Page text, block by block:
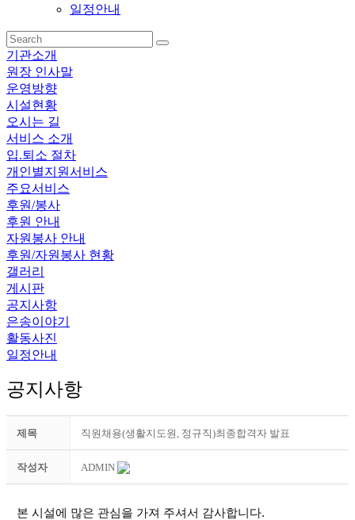
일정안내
기관소개
원장 인사말
운영방향
시설현황
오시는 길
서비스 소개
입.퇴소 절차
개인별지원서비스
주요서비스
후원/봉사
후원 안내
자원봉사 안내
후원/자원봉사 현황
갤러리
게시판
공지사항
은송이야기
활동사진
일정안내
공지사항
제목 직원채용(생활지도원, 정규직)최종합격자 발표
작성자 ADMIN
본 시설에 많은 관심을 가져 주셔서 감사합니다.